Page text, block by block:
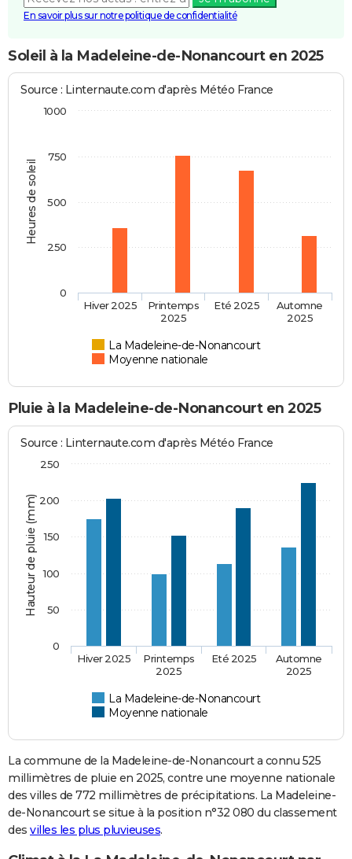
En savoir plus sur notre politique de confidentialité
Soleil à la Madeleine-de-Nonancourt en 2025
Heures de soleil
Source : Linternaute.com d'après Météo France
La Madeleine-de-Nonancourt
Moyenne nationale
Hiver 2025
Printemps
2025
Eté 2025
Automne
2025
0
250
500
750
1000
Pluie à la Madeleine-de-Nonancourt en 2025
Hauteur de pluie (mm)
Source : Linternaute.com d'après Météo France
La Madeleine-de-Nonancourt
Moyenne nationale
Hiver 2025
Printemps
2025
Eté 2025
Automne
2025
0
50
100
150
200
250
La commune de la Madeleine-de-Nonancourt a connu 525
millimètres de pluie en 2025, contre une moyenne nationale
des villes de 772 millimètres de précipitations. La Madeleine-
de-Nonancourt se situe à la position n°32 080 du classement
des villes les plus pluvieuses.